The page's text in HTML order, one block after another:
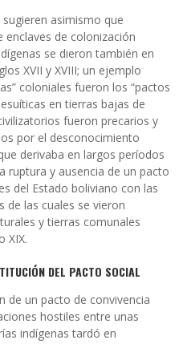
asimismo que
de colonización
se dieron también en
XVII y XVIII; un ejemplo
coloniales fueron los “pactos
en tierras bajas de
fueron precarios y
por el desconocimiento
derivaba en largos períodos
ruptura y ausencia de un pacto
del Estado boliviano con las
de las cuales se vieron
y tierras comunales
XIX.
DEL PACTO SOCIAL
de un pacto de convivencia
hostiles entre unas
indígenas tardó en